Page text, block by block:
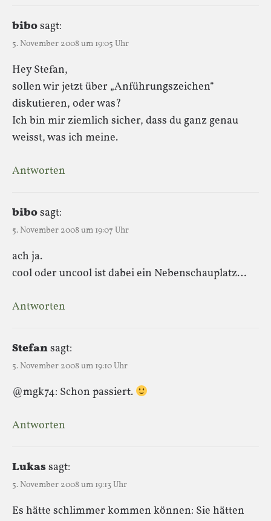
bibosagt:
5. November 2008 um 19:05 Uhr
Hey Stefan,
sollen wir jetzt über „Anführungszeichen“
diskutieren, oder was?
Ich bin mir ziemlich sicher, dass du ganz genau
weisst, was ich meine.
Antworten
bibosagt:
5. November 2008 um 19:07 Uhr
ach ja.
cool oder uncool ist dabei ein Nebenschauplatz…
Antworten
Stefansagt:
5. November 2008 um 19:10 Uhr
@mgk74: Schon passiert.
Antworten
Lukassagt:
5. November 2008 um 19:13 Uhr
Es hätte schlimmer kommen können: Sie hätten